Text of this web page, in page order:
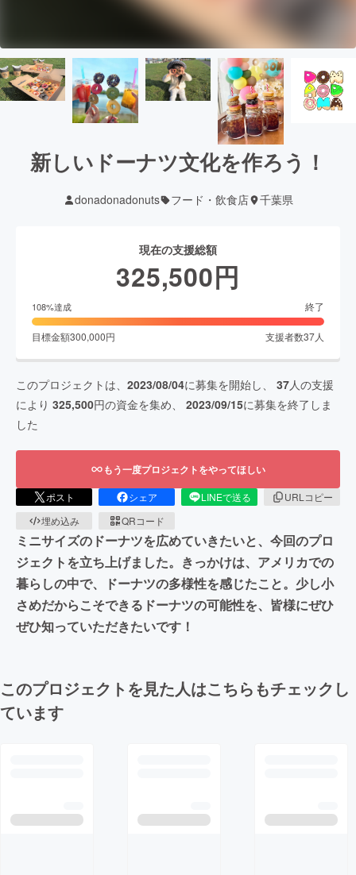
新しいドーナツ文化を作ろう！
donadonadonuts フード・飲食店 千葉県
現在の支援総額
325,500円
108%達成 終了
目標金額300,000円 支援者数37人
このプロジェクトは、 2023/08/04に募集を開始し、 37人の支援
により 325,500円の資金を集め、 2023/09/15に募集を終了しま
した
もう一度プロジェクトをやってほしい
ポスト シェア LINEで送る
URLコピー
埋め込み
QRコード
ミニサイズのドーナツを広めていきたいと、今回のプロ
ジェクトを立ち上げました。きっかけは、アメリカでの
暮らしの中で、ドーナツの多様性を感じたこと。少し小
さめだからこそできるドーナツの可能性を、皆様にぜひ
ぜひ知っていただきたいです！
このプロジェクトを見た人はこちらもチェックし
ています